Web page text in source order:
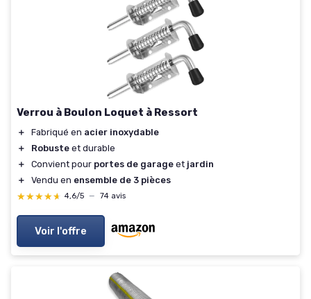
Verrou à Boulon Loquet à Ressort
＋ Fabriqué en acier inoxydable
＋
Robuste et durable
＋
Convient pour portes de garage et jardin
＋
Vendu en ensemble de 3 pièces
★★★★★
★★★★★ 4,6/5 — 74 avis
Voir l'offre